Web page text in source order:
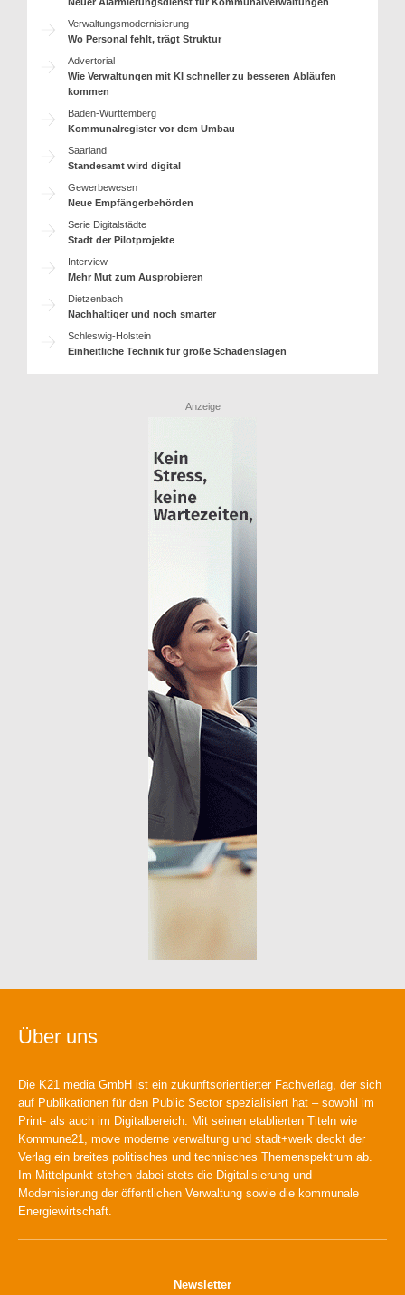
Verwaltungsmodernisierung
Wo Personal fehlt, trägt Struktur
Advertorial
Wie Verwaltungen mit KI schneller zu besseren Abläufen
kommen
Baden-Württemberg
Kommunalregister vor dem Umbau
Saarland
Standesamt wird digital
Gewerbewesen
Neue Empfängerbehörden
Serie Digitalstädte
Stadt der Pilotprojekte
Interview
Mehr Mut zum Ausprobieren
Dietzenbach
Nachhaltiger und noch smarter
Schleswig-Holstein
Einheitliche Technik für große Schadenslagen
Anzeige
Über uns
Die K21 media GmbH ist ein zukunftsorientierter Fachverlag, der sich
auf Publikationen für den Public Sector spezialisiert hat – sowohl im
Print- als auch im Digitalbereich. Mit seinen etablierten Titeln wie
Kommune21, move moderne verwaltung und stadt+werk deckt der
Verlag ein breites politisches und technisches Themenspektrum ab.
Im Mittelpunkt stehen dabei stets die Digitalisierung und
Modernisierung der öffentlichen Verwaltung sowie die kommunale
Energiewirtschaft.
Newsletter